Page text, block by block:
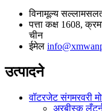
विनामूल्य
पत्ता कक्ष 1608,
चीन
ईमेल
उत्पादने
वॉटरजेट संगमरवरी
अरबीस्क